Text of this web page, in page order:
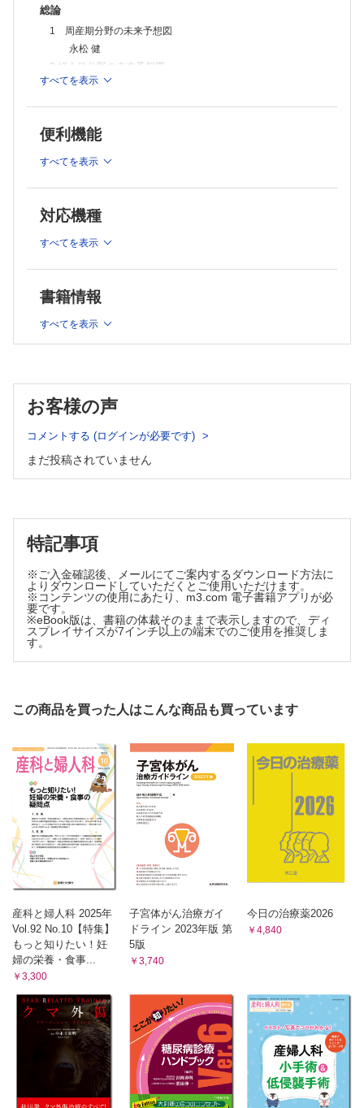
症例
の偏位を逆に利用し安全に腹腔鏡下子宮全摘術を実施した2例
小島 怜
成熟奇形腫に合併した卵巣原発悪性リンパ腫の1例
松村 由紀子
金沢医科大学
・単純性淋菌感染症に対する新規経口抗菌薬ゲポチダシンについての多
施設共同試験(EAGLE-1)
タベースからの報告
総論
1 周産期分野の未来予想図
永松 健
2 婦人科分野の未来予想図
森 泰輔
4 女性ヘルスケアの未来予想図
小川 真里子
危機と希望−
鈴木 幸雄
各論
1 無痛分娩の未来
齋藤 昌利
3 婦人科ロボット手術の未来 −「協奏」と「個別化」の新時代
滝 真奈
5 生殖医療の先端技術：子宮移植
6 生殖医療の先端技術：胚遺伝子治療の未来−顕微操作での研
究技術をもつ産婦人科医の可能性−
高江 正道
Minimally invasive hysterectomyにおける子宮牽引法の工夫
棚瀬 康仁
症例
成熟奇形腫に合併した卵巣原発悪性リンパ腫の1例
海外文献から
金沢医科大学
・単純性淋菌感染症に対する新規経口抗菌薬ゲポチダシンにつ
いての多施設共同試験(EAGLE-1)
・妊娠関連静脈血栓塞栓症の臨床的特徴と転帰−日本全国病院
管理データベースからの報告
すべてを表示
便利機能
すべてを表示
対応機種
すべてを表示
書籍情報
すべてを表示
お客様の声
コメントする (ログインが必要です)
まだ投稿されていません
特記事項
※ご入金確認後、メールにてご案内するダウンロード方法に
よりダウンロードしていただくとご使用いただけます。
※コンテンツの使用にあたり、m3.com 電子書籍アプリが必
要です。
※eBook版は、書籍の体裁そのままで表示しますので、ディ
スプレイサイズが7インチ以上の端末でのご使用を推奨しま
す。
この商品を買った人はこんな商品も買っています
産科と婦人科 2025年
Vol.92 No.10【特集】
もっと知りたい！妊
婦の栄養・食事...
￥3,300
子宮体がん治療ガイ
ドライン 2023年版 第
5版
￥3,740
今日の治療薬2026
￥4,840